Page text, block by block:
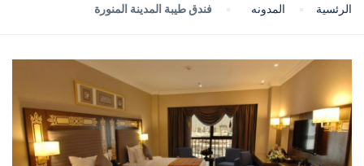
الرئسية المدونه فندق طيبة المدينة المنورة